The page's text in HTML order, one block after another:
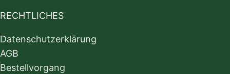
RECHTLICHES
Datenschutzerklärung
AGB
Bestellvorgang